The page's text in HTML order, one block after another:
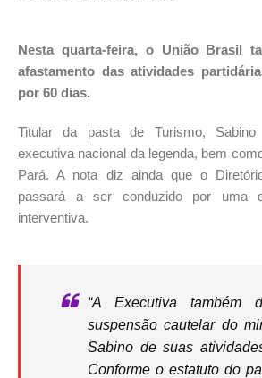
Nesta quarta-feira, o União Brasil
afastamento das atividades
por 60 dias.
Titular da pasta de Turismo,
executiva nacional da legenda, bem
Pará. A nota diz ainda que o
passará a ser conduzido por uma
interventiva.
“A Executiva também
suspensão cautelar do
Sabino de suas
Conforme o estatuto do